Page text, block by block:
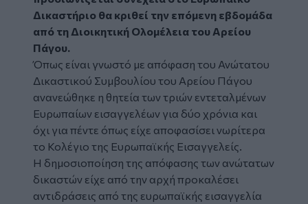
Δικαστήριο θα κριθεί την επόμενη εβδομάδα
από τη Διοικητική Ολομέλεια του Αρείου
Πάγου.
Όπως είναι γνωστό με απόφαση του Ανώτατου
Δικαστικού Συμβουλίου του Αρείου Πάγου
ανανεώθηκε η θητεία των τριών εντεταλμένων
Ευρωπαίων εισαγγελέων για δύο χρόνια και
όχι για πέντε όπως είχε αποφασίσει νωρίτερα
το Κολέγιο της Ευρωπαϊκής Εισαγγελείς.
Η δημοσιοποίηση της απόφασης των ανώτατων
δικαστών είχε από την αρχή προκαλέσει
αντιδράσεις από της ευρωπαϊκής εισαγγελία